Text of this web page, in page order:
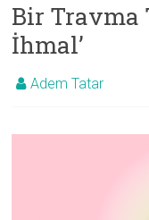
Bir Travma
İhmal’
Adem Tatar